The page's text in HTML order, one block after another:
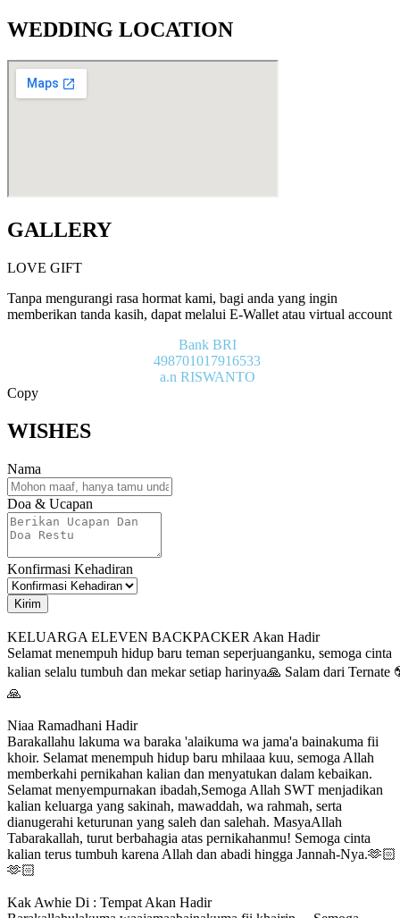
WEDDING LOCATION
GALLERY
LOVE GIFT
Tanpa mengurangi rasa hormat kami, bagi anda yang ingin
memberikan tanda kasih, dapat melalui E-Wallet atau virtual account
Bank BRI
498701017916533
a.n RISWANTO
Copy
WISHES
Nama
Doa & Ucapan
Konfirmasi Kehadiran
Kirim
KELUARGA ELEVEN BACKPACKER Akan Hadir
Selamat menempuh hidup baru teman seperjuanganku, semoga cinta
kalian selalu tumbuh dan mekar setiap harinya🙏 Salam dari Ternate
🙏
Niaa Ramadhani Hadir
Barakallahu lakuma wa baraka 'alaikuma wa jama'a bainakuma fii
khoir. Selamat menempuh hidup baru mhilaaa kuu, semoga Allah
memberkahi pernikahan kalian dan menyatukan dalam kebaikan.
Selamat menyempurnakan ibadah,Semoga Allah SWT menjadikan
kalian keluarga yang sakinah, mawaddah, wa rahmah, serta
dianugerahi keturunan yang saleh dan salehah. MasyaAllah
Tabarakallah, turut berbahagia atas pernikahanmu! Semoga cinta
kalian terus tumbuh karena Allah dan abadi hingga Jannah-Nya.🫶🏻
🫶🏻
Kak Awhie Di : Tempat Akan Hadir